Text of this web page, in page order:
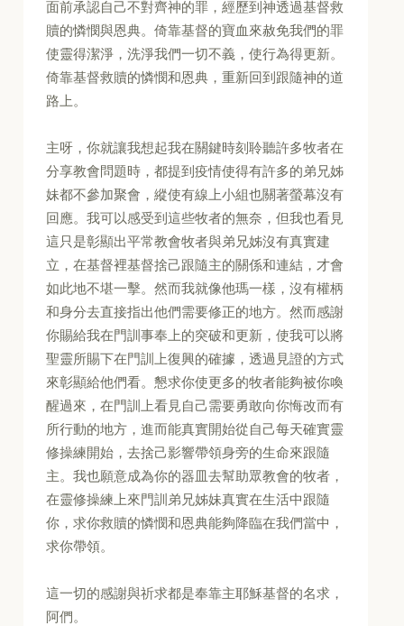
面前承認自己不對齊神的罪，經歷到神透過基督救
贖的憐憫與恩典。倚靠基督的寶血來赦免我們的罪
使靈得潔淨，洗淨我們一切不義，使行為得更新。
倚靠基督救贖的憐憫和恩典，重新回到跟隨神的道
路上。
主呀，你就讓我想起我在關鍵時刻聆聽許多牧者在
分享教會問題時，都提到疫情使得有許多的弟兄姊
妹都不參加聚會，縱使有線上小組也關著螢幕沒有
回應。我可以感受到這些牧者的無奈，但我也看見
這只是彰顯出平常教會牧者與弟兄姊沒有真實建
立，在基督裡基督捨己跟隨主的關係和連結，才會
如此地不堪一擊。然而我就像他瑪一樣，沒有權柄
和身分去直接指出他們需要修正的地方。然而感謝
你賜給我在門訓事奉上的突破和更新，使我可以將
聖靈所賜下在門訓上復興的確據，透過見證的方式
來彰顯給他們看。懇求你使更多的牧者能夠被你喚
醒過來，在門訓上看見自己需要勇敢向你悔改而有
所行動的地方，進而能真實開始從自己每天確實靈
修操練開始，去捨己影響帶領身旁的生命來跟隨
主。我也願意成為你的器皿去幫助眾教會的牧者，
在靈修操練上來門訓弟兄姊妹真實在生活中跟隨
你，求你救贖的憐憫和恩典能夠降臨在我們當中，
求你帶領。
這一切的感謝與祈求都是奉靠主耶穌基督的名求，
阿們。